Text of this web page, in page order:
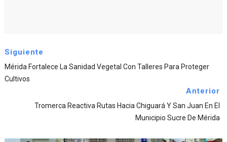
Siguiente
Mérida Fortalece La Sanidad Vegetal Con Talleres Para Proteger
Cultivos
Anterior
Tromerca Reactiva Rutas Hacia Chiguará Y San Juan En El
Municipio Sucre De Mérida